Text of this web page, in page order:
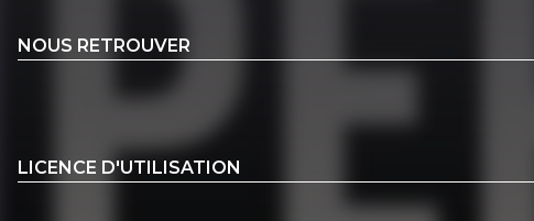
NOUS RETROUVER
LICENCE D'UTILISATION